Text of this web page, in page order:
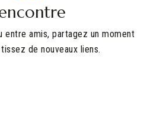
entre amis, partagez un moment
de nouveaux liens.